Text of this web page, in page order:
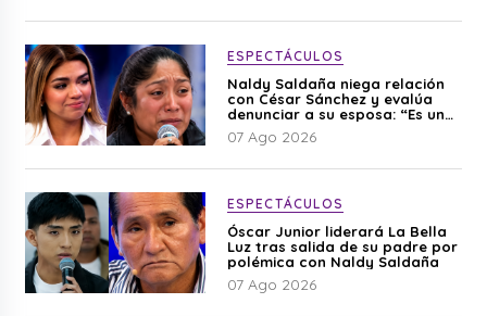
ESPECTÁCULOS
Naldy Saldaña niega relación
con César Sánchez y evalúa
denunciar a su esposa: “Es una
difamación”
07 Ago 2026
ESPECTÁCULOS
Óscar Junior liderará La Bella
Luz tras salida de su padre por
polémica con Naldy Saldaña
07 Ago 2026